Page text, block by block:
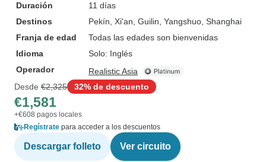
Duración
11 días
Destinos
Pekín , Xi'an , Guilin , Yangshuo , Shanghai
Franja de edad
Todas las edades son bienvenidas
Idioma
Solo: Inglés
Operador
Realistic Asia
Desde €2,325 32% de descuento
€1,581
+€608 pagos locales
Regístrate para acceder a los descuentos
Descargar folleto Ver circuito